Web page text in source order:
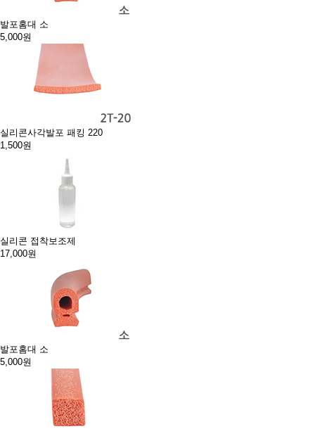
발포홈대 소
5,000원
실리콘사각발포 패킹 220
1,500원
실리콘 접착보조제
17,000원
발포홈대 소
5,000원